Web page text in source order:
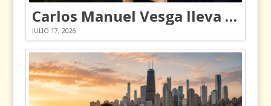
Carlos Manuel Vesga lleva el nombre de Colombia a los Emmy
JULIO 17, 2026